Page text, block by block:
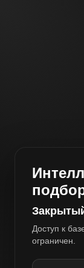
Доступ к
ограничен.